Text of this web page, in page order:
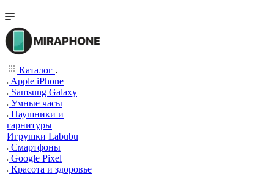
Каталог
Apple iPhone
Samsung Galaxy
Умные часы
Наушники и
гарнитуры
Игрушки Labubu
Смартфоны
Google Pixel
Красота и здоровье